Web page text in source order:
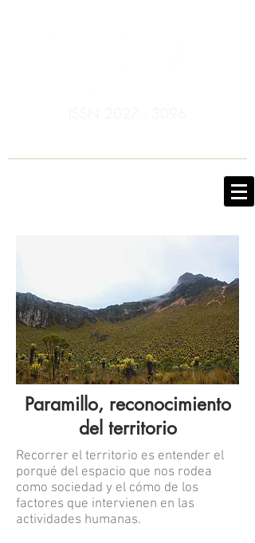
Paramillo, reconocimiento
del territorio
Recorrer el territorio es entender el
porqué del espacio que nos rodea
como sociedad y el cómo de los
factores que intervienen en las
actividades humanas.